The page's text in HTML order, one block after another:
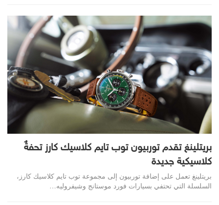
بريتلينغ تقدم توربيون توب تايم كلاسيك كارز تحفةٌ
كلاسيكية جديدة
بريتلينغ تعمل على إضافة توربيون إلى مجموعة توب تايم كلاسيك كارز،
السلسلة التي تحتفي بسيارات فورد موستانج وشيفروليه…